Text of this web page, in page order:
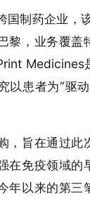
国制药企业，
黎，业务覆盖
Medicines
以患者为“驱
，旨在通过此
在免疫领域的
年以来的第三